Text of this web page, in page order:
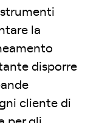
la
disporre
cliente di